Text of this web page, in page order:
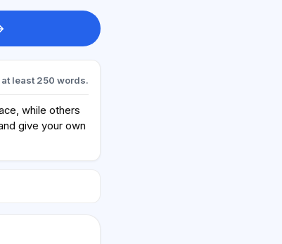
at least 250 words.
while others
give your own